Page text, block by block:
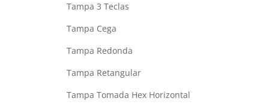
Tampa 3 Teclas
Tampa Cega
Tampa Redonda
Tampa Retangular
Tampa Tomada Hex Horizontal